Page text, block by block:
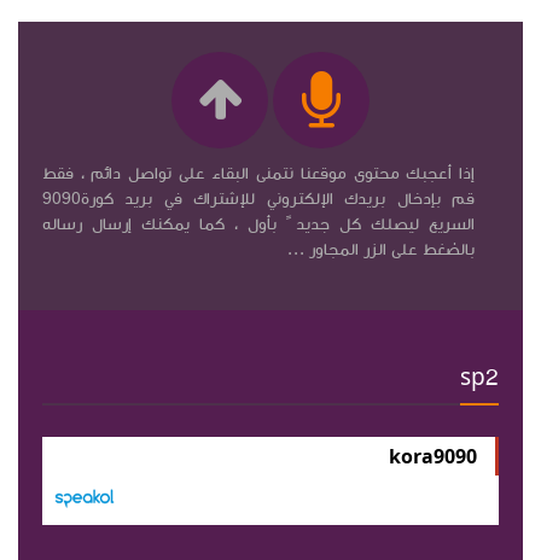
إذا أعجبك محتوى موقعنا نتمنى البقاء على تواصل دائم ، فقط
قم بإدخال بريدك الإلكتروني للإشتراك في بريد كورة9090
السريع ليصلك كل جديد ً بأول ، كما يمكنك إرسال رساله
بالضغط على الزر المجاور ...
sp2
kora9090